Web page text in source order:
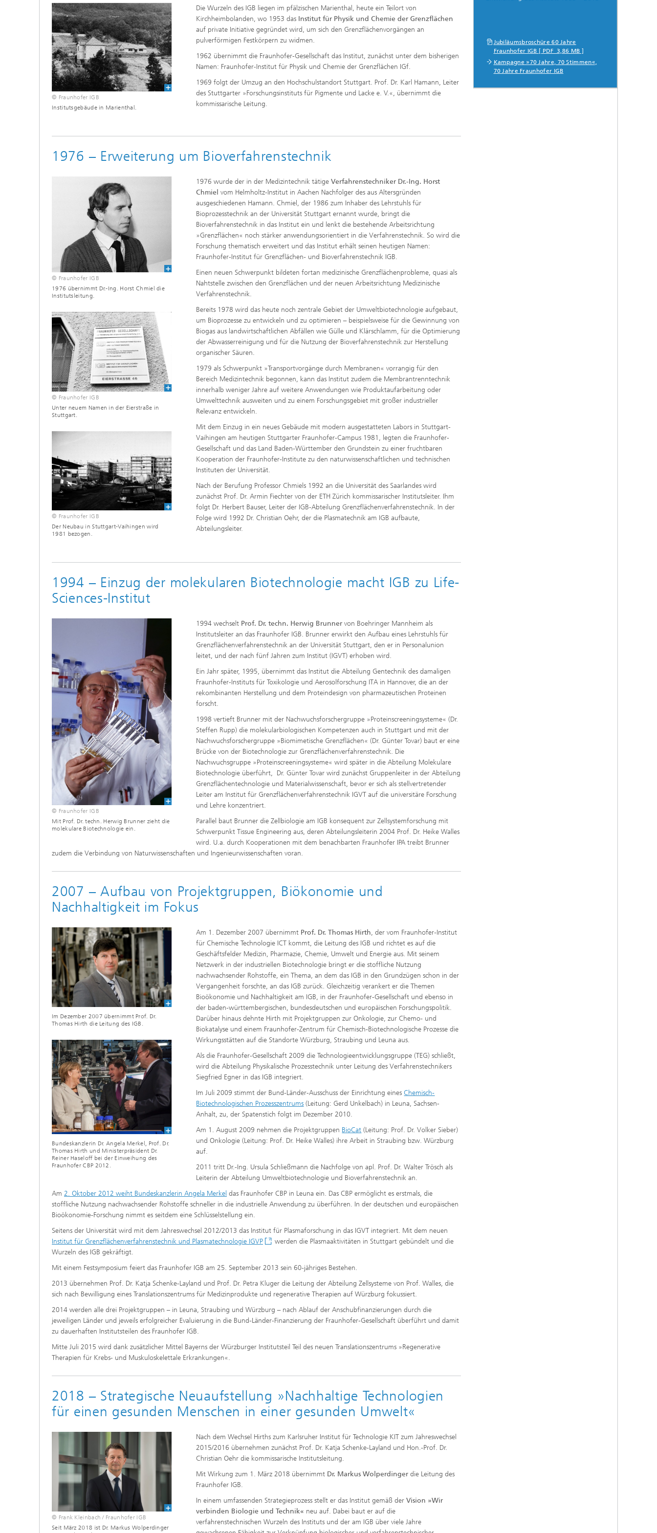
Beschichtungen und
Beschichtungstechnologien
Verfahren
Zellbasierte 2D-Assays für
Diagnostik, Qualitätskontrolle und
Screening
Dreidimensionale (3D) Mikrogewebe:
Produktionszelllinien
Immunrezeptoren und
Wirkstoffscreening
Trocknung mit überhitztem Dampf
Gülle und organischen Reststoffen
Rückgewinnung von Nährstoffen aus
Reststoffströmen zur Herstellung
Biobasierte Polymere und Additive
Zukunftsmaterialien
Mikrobielle Katalyse
Industrielle Biotechnologie
2
Infektionen – Prävention, Diagnose,
Wirkstoffentwicklung
Weitere analytische Methoden
© Fraunhofer IGB
Institutsgebäude in Marienthal.
Die Wurzeln des IGB liegen im pfälzischen Marienthal, heute ein Teilort von
Kirchheimbolanden, wo 1953 das Institut für Physik und Chemie der Grenzflächen
auf private Initiative gegründet wird, um sich den Grenzflächenvorgängen an
pulverförmigen Festkörpern zu widmen.
1962 übernimmt die Fraunhofer-Gesellschaft das Institut, zunächst unter dem bisherigen
Namen: Fraunhofer-Institut für Physik und Chemie der Grenzflächen IGf.
1969 folgt der Umzug an den Hochschulstandort Stuttgart. Prof. Dr. Karl Hamann, Leiter
des Stuttgarter »Forschungsinstituts für Pigmente und Lacke e. V.«, übernimmt die
kommissarische Leitung.
1976 – Erweiterung um Bioverfahrenstechnik
© Fraunhofer IGB
1976 übernimmt Dr.-Ing. Horst Chmiel die
Institutsleitung.
© Fraunhofer IGB
Unter neuem Namen in der Eierstraße in
Stuttgart.
© Fraunhofer IGB
Der Neubau in Stuttgart-Vaihingen wird
1981 bezogen.
1976 wurde der in der Medizintechnik tätigeVerfahrenstechniker Dr.-Ing. Horst
Chmielvom Helmholtz-Institut in Aachen Nachfolger des aus Altersgründen
ausgeschiedenen Hamann. Chmiel, der 1986 zum Inhaber des Lehrstuhls für
Bioprozesstechnik an der Universität Stuttgart ernannt wurde, bringt die
Bioverfahrenstechnik in das Institut ein und lenkt die bestehende Arbeitsrichtung
»Grenzflächen« noch stärker anwendungsorientiert in die Verfahrenstechnik. So wird die
Forschung thematisch erweitert und das Institut erhält seinen heutigen Namen:
Fraunhofer-Institut für Grenzflächen- und Bioverfahrenstechnik IGB.
Einen neuen Schwerpunkt bildeten fortan medizinische Grenzflächenprobleme, quasi als
Nahtstelle zwischen den Grenzflächen und der neuen Arbeitsrichtung Medizinische
Verfahrenstechnik.
Bereits 1978 wird das heute noch zentrale Gebiet der Umweltbiotechnologie aufgebaut,
um Bioprozesse zu entwickeln und zu optimieren – beispielsweise für die Gewinnung von
Biogas aus landwirtschaftlichen Abfällen wie Gülle und Klärschlamm, für die Optimierung
der Abwasserreinigung und für die Nutzung der Bioverfahrenstechnik zur Herstellung
organischer Säuren.
1979 als Schwerpunkt »Transportvorgänge durch Membranen« vorrangig für den
Bereich Medizintechnik begonnen, kann das Institut zudem die Membrantrenntechnik
innerhalb weniger Jahre auf weitere Anwendungen wie Produktaufarbeitung oder
Umwelttechnik ausweiten und zu einem Forschungsgebiet mit großer industrieller
Relevanz entwickeln.
Mit dem Einzug in ein neues Gebäude mit modern ausgestatteten Labors in Stuttgart-
Vaihingen am heutigen Stuttgarter Fraunhofer-Campus 1981, legten die Fraunhofer-
Gesellschaft und das Land Baden-Württember den Grundstein zu einer fruchtbaren
Kooperation der Fraunhofer-Institute zu den naturwissenschaftlichen und technischen
Instituten der Universität.
Nach der Berufung Professor Chmiels 1992 an die Universität des Saarlandes wird
zunächst Prof. Dr. Armin Fiechter von der ETH Zürich kommissarischer Institutsleiter. Ihm
folgt Dr. Herbert Bauser, Leiter der IGB-Abteilung Grenzflächenverfahrenstechnik. In der
Folge wird 1992 Dr. Christian Oehr, der die Plasmatechnik am IGB aufbaute,
Abteilungsleiter.
1994 – Einzug der molekularen Biotechnologie macht IGB zu Life-
Sciences-Institut
© Fraunhofer IGB
Mit Prof. Dr. techn. Herwig Brunner zieht die
molekulare Biotechnologie ein.
1994 wechselt Prof. Dr. techn. Herwig Brunnervon Boehringer Mannheim als
Institutsleiter an das Fraunhofer IGB. Brunner erwirkt den Aufbau eines Lehrstuhls für
Grenzflächenverfahrenstechnik an der Universität Stuttgart, den er in Personalunion
leitet, und der nach fünf Jahren zum Institut (IGVT) erhoben wird.
Ein Jahr später, 1995, übernimmt das Institut die Abteilung Gentechnik des damaligen
Fraunhofer-Instituts für Toxikologie und Aerosolforschung ITA in Hannover, die an der
rekombinanten Herstellung und dem Proteindesign von pharmazeutischen Proteinen
forscht.
1998 vertieft Brunner mit der Nachwuchsforschergruppe »Proteinscreeningsysteme« (Dr.
Steffen Rupp) die molekularbiologischen Kompetenzen auch in Stuttgart und mit der
Nachwuchsforschergruppe »Biomimetische Grenzflächen« (Dr. Günter Tovar) baut er eine
Brücke von der Biotechnologie zur Grenzflächenverfahrenstechnik. Die
Nachwuchsgruppe »Proteinscreeningsysteme« wird später in die Abteilung Molekulare
Biotechnologie überführt, Dr. Günter Tovar wird zunächst Gruppenleiter in der Abteilung
Grenzflächentechnologie und Materialwissenschaft, bevor er sich als stellvertretender
Leiter am Institut für Grenzflächenverfahrenstechnik IGVT auf die universitäre Forschung
und Lehre konzentriert.
Parallel baut Brunner die Zellbiologie am IGB konsequent zur Zellsystemforschung mit
Schwerpunkt Tissue Engineering aus, deren Abteilungsleiterin 2004 Prof. Dr. Heike Walles
wird. U.a. durch Kooperationen mit dem benachbarten Fraunhofer IPA treibt Brunner
zudem die Verbindung von Naturwissenschaften und Ingenieurwissenschaften voran.
2007 – Aufbau von Projektgruppen, Biökonomie und
Nachhaltigkeit im Fokus
Im Dezember 2007 übernimmt Prof. Dr.
Thomas Hirth die Leitung des IGB.
Bundeskanzlerin Dr. Angela Merkel, Prof. Dr.
Thomas Hirth und Ministerpräsident Dr.
Reiner Haseloff bei der Einweihung des
Fraunhofer CBP 2012.
Am 1. Dezember 2007 übernimmt Prof. Dr. Thomas Hirth, der vom Fraunhofer-Institut
für Chemische Technologie ICT kommt, die Leitung des IGB und richtet es auf die
Geschäftsfelder Medizin, Pharmazie, Chemie, Umwelt und Energie aus. Mit seinem
Netzwerk in der industriellen Biotechnologie bringt er die stoffliche Nutzung
nachwachsender Rohstoffe, ein Thema, an dem das IGB in den Grundzügen schon in der
Vergangenheit forschte, an das IGB zurück. Gleichzeitig verankert er die Themen
Bioökonomie und Nachhaltigkeit am IGB, in der Fraunhofer-Gesellschaft und ebenso in
der baden-württembergischen, bundesdeutschen und europäischen Forschungspolitik.
Darüber hinaus dehnte Hirth mit Projektgruppen zur Onkologie, zur Chemo- und
Biokatalyse und einem Fraunhofer-Zentrum für Chemisch-Biotechnologische Prozesse die
Wirkungsstätten auf die Standorte Würzburg, Straubing und Leuna aus.
Als die Fraunhofer-Gesellschaft 2009 die Technologieentwicklungsgruppe (TEG) schließt,
wird die Abteilung Physikalische Prozesstechnik unter Leitung des Verfahrenstechnikers
Siegfried Egner in das IGB integriert.
Im Juli 2009 stimmt der Bund-Länder-Ausschuss der Einrichtung einesChemisch-
Biotechnologischen Prozesszentrums (Leitung: Gerd Unkelbach) in Leuna, Sachsen-
Anhalt, zu, der Spatenstich folgt im Dezember 2010.
Am 1. August 2009 nehmen die Projektgruppen BioCat (Leitung: Prof. Dr. Volker Sieber)
und Onkologie (Leitung: Prof. Dr. Heike Walles) ihre Arbeit in Straubing bzw. Würzburg
auf.
2011 tritt Dr.-Ing. Ursula Schließmann die Nachfolge von apl. Prof. Dr. Walter Trösch als
Leiterin der Abteilung Umweltbiotechnologie und Bioverfahrenstechnik an.
Am 2. Oktober 2012 weiht Bundeskanzlerin Angela Merkel das Fraunhofer CBP in Leuna ein. Das CBP ermöglicht es erstmals, die
stoffliche Nutzung nachwachsender Rohstoffe schneller in die industrielle Anwendung zu überführen. In der deutschen und europäischen
Bioökonomie-Forschung nimmt es seitdem eine Schlüsselstellung ein.
Seitens der Universität wird mit dem Jahreswechsel 2012/2013 das Institut für Plasmaforschung in das IGVT integriert. Mit dem neuen
Institut für Grenzflächenverfahrenstechnik und Plasmatechnologie IGVP
werden die Plasmaaktivitäten in Stuttgart gebündelt und die
Wurzeln des IGB gekräftigt.
Mit einem Festsymposium feiert das Fraunhofer IGB am 25. September 2013 sein 60-jähriges Bestehen.
2013 übernehmen Prof. Dr. Katja Schenke-Layland und Prof. Dr. Petra Kluger die Leitung der Abteilung Zellsysteme von Prof. Walles, die
sich nach Bewilligung eines Translationszentrums für Medizinprodukte und regenerative Therapien auf Würzburg fokussiert.
2014 werden alle drei Projektgruppen – in Leuna, Straubing und Würzburg – nach Ablauf der Anschubfinanzierungen durch die
jeweiligen Länder und jeweils erfolgreicher Evaluierung in die Bund-Länder-Finanzierung der Fraunhofer-Gesellschaft überführt und damit
zu dauerhaften Institutsteilen des Fraunhofer IGB.
Mitte Juli 2015 wird dank zusätzlicher Mittel Bayerns der Würzburger Institutsteil Teil des neuen Translationszentrums »Regenerative
Therapien für Krebs- und Muskuloskelettale Erkrankungen«.
2018 – Strategische Neuaufstellung »Nachhaltige Technologien
für einen gesunden Menschen in einer gesunden Umwelt«
© Frank Kleinbach / Fraunhofer IGB
Seit März 2018 ist Dr. Markus Wolperdinger
Nach dem Wechsel Hirths zum Karlsruher Institut für Technologie KIT zum Jahreswechsel
2015/2016 übernehmen zunächst Prof. Dr. Katja Schenke-Layland und Hon.-Prof. Dr.
Christian Oehr die kommissarische Institutsleitung.
Mit Wirkung zum 1. März 2018 übernimmt Dr. Markus Wolperdinger die Leitung des
Fraunhofer IGB.
In einem umfassenden Strategieprozess stellt er das Institut gemäß derVision »Wir
verbinden Biologie und Technik« neu auf. Dabei baut er auf die
verfahrenstechnischen Wurzeln des Instituts und der am IGB über viele Jahre
Jubiläumsbroschüre 60 Jahre
Fraunhofer IGB [ PDF 3,86 MB ]
Kampagne »70 Jahre, 70 Stimmen«,
70 Jahre Fraunhofer IGB